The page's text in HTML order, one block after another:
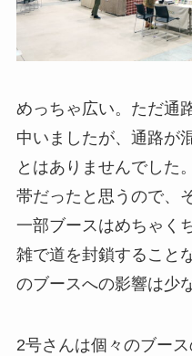
めっちゃ広い。ただ通
中いましたが、通路が
とはありませんでした
帯だったと思うので、
一部ブースはめちゃく
雑で道を封鎖すること
のブースへの影響は少
2号さんは個々のブー